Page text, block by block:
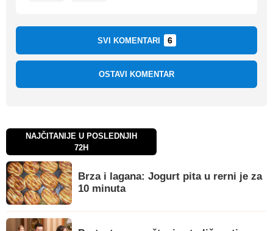
SVI KOMENTARI 6
OSTAVI KOMENTAR
NAJČITANIJE U POSLEDNJIH
72H
Brza i lagana: Jogurt pita u rerni je za
10 minuta